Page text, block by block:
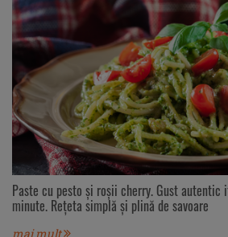
Paste cu pesto și roșii cherry. Gust autentic
minute. Rețeta simplă și plină de savoare
mai mult